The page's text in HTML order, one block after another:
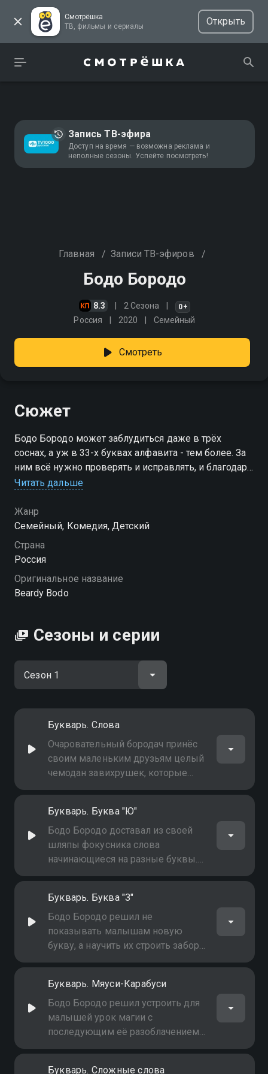
Смотрёшка
ТВ, фильмы и сериалы
Открыть
Запись ТВ-эфира
Доступ на время — возможна реклама и
неполные сезоны. Успейте посмотреть!
Главная / Записи ТВ-эфиров /
Бодо Бородо
8.3 2 Сезона 0+
Россия 2020 Cемейный
Смотреть
Сюжет
Бодо Бородо может заблудиться даже в трёх
соснах, а уж в 33-х буквах алфавита - тем более. За
ним всё нужно проверять и исправлять, и благодаря
этому у маленьких зрителей развивается
Читать дальше
Жанр
Cемейный, Комедия, Детский
Страна
Россия
Оригинальное название
Beardy Bodo
Сезоны и серии
Букварь. Слова
Очаровательный бородач принёс
своим маленьким друзьям целый
чемодан завихрушек, которые
подозрительно похожи на слова
Букварь. Буква "Ю"
Бодо Бородо доставал из своей
шляпы фокусника слова
начинающиеся на разные буквы.
И только букве Ю слова на
Давайте поможем малышам и
Бодо Бородо придумать слово на
Букву Ю!
Букварь. Буква "З"
Бодо Бородо решил не
показывать малышам новую
букву, а научить их строить забор
от зайца, чтобы спасти морковь
запеканка на букву З, потому
малыши решили, что Бодо должен
научить их этой букве
Букварь. Мяуси-Карабуси
Бодо Бородо решил устроить для
малышей урок магии с
последующим её разоблачением.
Бодо будет показывать фокусы, а
Букварь. Сложные слова